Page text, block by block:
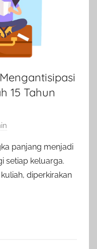
15 Tahun
panjang menjadi
setiap keluarga.
diperkirakan